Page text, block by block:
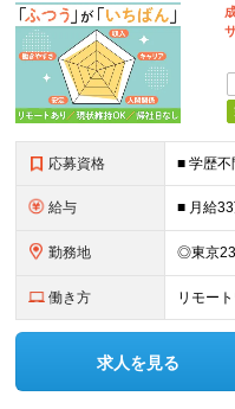
応募資格
給与
勤務地
働き方 リモー
求人を見る